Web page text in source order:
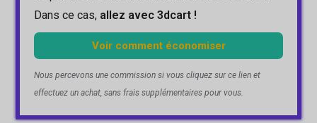
Dans ce cas, allez avec 3dcart !
Voir comment économiser
Nous percevons une commission si vous cliquez sur ce lien et
effectuez un achat, sans frais supplémentaires pour vous.